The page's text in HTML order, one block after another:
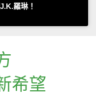
羅琳！
希望